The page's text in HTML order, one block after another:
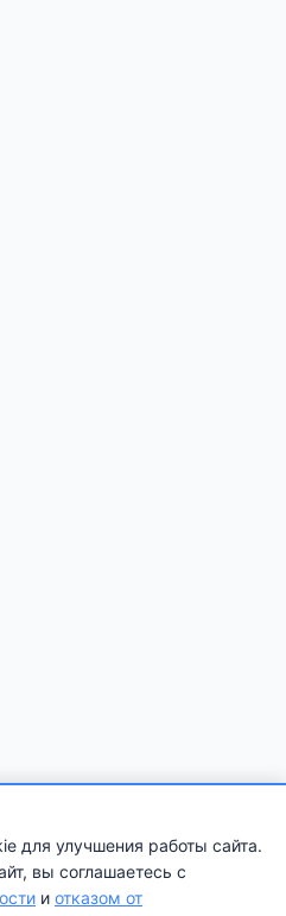
2026. Все права защищены.
• Условия использования
для улучшения работы сайта.
вы соглашаетесь с
и отказом от